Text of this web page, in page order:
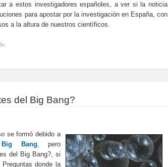
a estos investigadores españoles, a ver si la noticia
para apostar por la investigación en España, con
a la altura de nuestros científicos.
del Big Bang?
se formó debido a
Big Bang, pero
del Big Bang?, si
donde la